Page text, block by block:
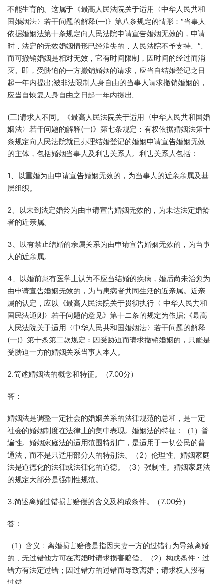
不能生育的。这属于《最高人民法院关于适用〈中华人民共和
国婚姻法〉若干问题的解释(一)》第八条规定的情形：“当事人
依据婚姻法第十条规定向人民法院申请宣告婚姻无效的，申请
时，法定的无效婚姻情形已经消失的，人民法院不予支持。”。
而可撤销婚姻是相对无效，它有时间限制，因时间的经过而消
灭。即，受胁迫的一方撤销婚姻的请求，应当自结婚登记之日
起一年内提出;被非法限制人身自由的当事人请求撤销婚姻的，
应当自恢复人身自由之日起一年内提出。
(三)请求人不同。《最高人民法院关于适用〈中华人民共和国婚
姻法〉若干问题的解释(一)》第七条规定：有权依据婚姻法第十
条规定向人民法院就已办理结婚登记的婚姻申请宣告婚姻无效
的主体，包括婚姻当事人及利害关系人。利害关系人包括：
1、以重婚为由申请宣告婚姻无效的，为当事人的近亲亲属及基
层组织。
2、以未到法定婚龄为由申请宣告婚姻无效的，为未达法定婚龄
者的近亲属。
3、以有禁止结婚的亲属关系为由申请宣告婚姻无效的，为当事
人的近亲属。
4、以婚前患有医学上认为不应当结婚的疾病，婚后尚未治愈为
由申请宣告婚姻无效的，为与患病者共同生活的近亲属。近亲
属的认定，应以《最高人民法院关于贯彻执行〈 中华人民共和
国民法通则〉若干问题的意见》第十二条的规定为依据;《最高
人民法院关于适用〈中华人民共和国婚姻法〉若干问题的解释
(一)》第十条第二款规定：因受胁迫而请求撤销婚姻的，只能是
受胁迫一方的婚姻关系当事人本人。
2.简述婚姻法的概念和特征。（7.00分）
答：
婚姻法是调整一定社会的婚姻关系的法律规范的总和，是一定
社会的婚姻制度在法律上的集中表现。婚姻法的特征：（1）普
遍性。婚姻家庭法的适用范围特别广，是适用于一切公民的普
通法，而不是只适用部分人的特别法。（2）伦理性。婚姻家庭
法是道德化的法律或法律化的道德。（3）强制性。婚姻家庭法
的规定大部分是强制性规范。
3.简述离婚过错损害赔偿的含义及构成条件。（7.00分）
答：
（1）含义：离婚损害赔偿是指因夫妻一方的过错行为导致离婚
的，无过错他方可在离婚时请求损害赔偿。（2）构成条件：过
错方有法定过错；因过错方的过错而导致离婚；请求权人没有